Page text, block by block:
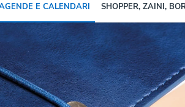
E CALENDARI SHOPPER, ZAINI,
Agende 2027 Agende